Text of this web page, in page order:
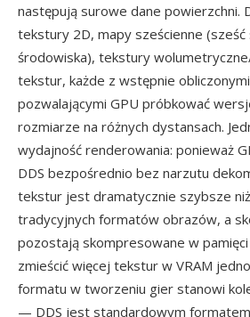
następują surowe dane powierzchni.
tekstury 2D, mapy sześcienne (sześć
środowiska), tekstury
tekstur, każde z wstępnie obliczonymi
pozwalającymi GPU próbkować
rozmiarze na różnych dystansach.
wydajność renderowania: ponieważ
DDS bezpośrednio bez narzutu
tekstur jest dramatycznie szybsze
tradycyjnych formatów obrazów, a
pozostają skompresowane w
zmieścić więcej tekstur w VRAM
formatu w tworzeniu gier stanowi
— DDS jest standardowym